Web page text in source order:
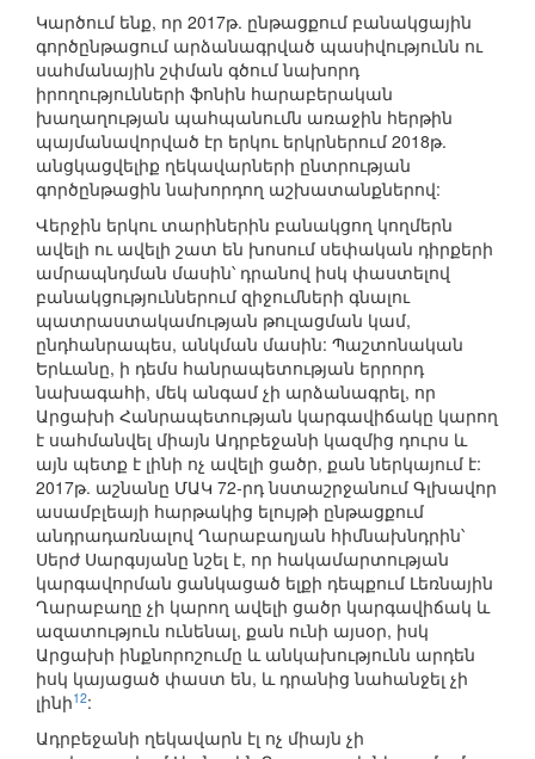
Կարծում ենք, որ 2017թ. ընթացքում բանակցային
գործընթացում արձանագրված պասիվությունն ու
սահմանային շփման գծում նախորդ
իրողությունների ֆոնին հարաբերական
խաղաղության պահպանումն առաջին հերթին
պայմանավորված էր երկու երկրներում 2018թ.
անցկացվելիք ղեկավարների ընտրության
գործընթացին նախորդող աշխատանքներով:
Վերջին երկու տարիներին բանակցող կողմերն
ավելի ու ավելի շատ են խոսում սեփական դիրքերի
ամրապնդման մասին՝ դրանով իսկ փաստելով
բանակցություններում զիջումների գնալու
պատրաստակամության թուլացման կամ,
ընդհանրապես, անկման մասին: Պաշտոնական
Երևանը, ի դեմս հանրապետության երրորդ
նախագահի, մեկ անգամ չի արձանագրել, որ
Արցախի Հանրապետության կարգավիճակը կարող
է սահմանվել միայն Ադրբեջանի կազմից դուրս և
այն պետք է լինի ոչ ավելի ցածր, քան ներկայում է:
2017թ. աշնանը ՄԱԿ 72-րդ նստաշրջանում Գլխավոր
ասամբլեայի հարթակից ելույթի ընթացքում
անդրադառնալով Ղարաբաղյան հիմնախնդրին՝
Սերժ Սարգսյանը նշել է, որ հակամարտության
կարգավորման ցանկացած ելքի դեպքում Լեռնային
Ղարաբաղը չի կարող ավելի ցածր կարգավիճակ և
ազատություն ունենալ, քան ունի այսօր, իսկ
Արցախի ինքնորոշումը և անկախությունն արդեն
իսկ կայացած փաստ են, և դրանից նահանջել չի
լինի12:
Ադրբեջանի ղեկավարն էլ ոչ միայն չի